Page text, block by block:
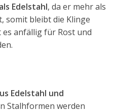
Edelstahl, da er mehr als
somit bleibt die Klinge
anfällig für Rost und
Edelstahl und
Stalhformen werden